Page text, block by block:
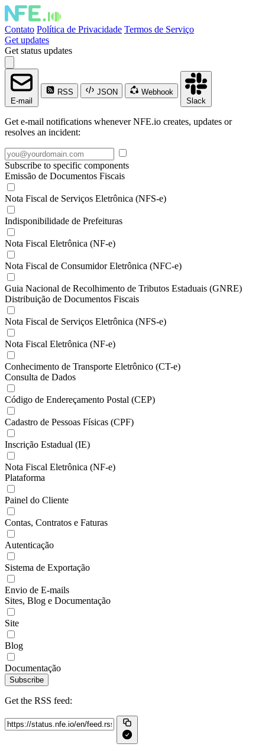
Contato Política de Privacidade Termos de Serviço
Get updates
Get status updates
E-mail
RSS JSON
Webhook
Slack
Get e-mail notifications whenever NFE.io creates, updates or
resolves an incident:
Subscribe to specific components
Emissão de Documentos Fiscais
Nota Fiscal de Serviços Eletrônica (NFS-e)
Indisponibilidade de Prefeituras
Nota Fiscal Eletrônica (NF-e)
Nota Fiscal de Consumidor Eletrônica (NFC-e)
Guia Nacional de Recolhimento de Tributos Estaduais (GNRE)
Distribuição de Documentos Fiscais
Nota Fiscal de Serviços Eletrônica (NFS-e)
Nota Fiscal Eletrônica (NF-e)
Conhecimento de Transporte Eletrônico (CT-e)
Consulta de Dados
Código de Endereçamento Postal (CEP)
Cadastro de Pessoas Físicas (CPF)
Inscrição Estadual (IE)
Nota Fiscal Eletrônica (NF-e)
Plataforma
Painel do Cliente
Contas, Contratos e Faturas
Autenticação
Sistema de Exportação
Envio de E-mails
Sites, Blog e Documentação
Site
Blog
Documentação
Subscribe
Get the RSS feed: